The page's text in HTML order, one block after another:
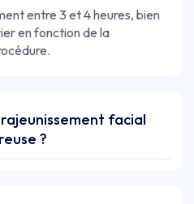
entre 3 et 4 heures, bien
en fonction de la
facial
?